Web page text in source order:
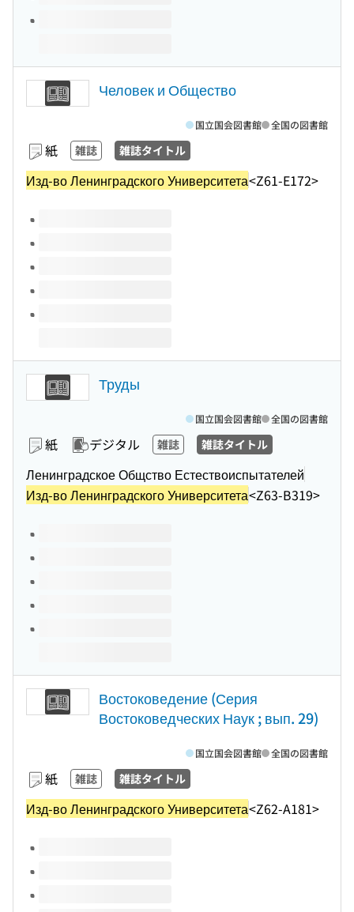
Человек и Общество
紙 雑誌 雑誌タイトル
Изд-во Ленинградского Университета<Z61-E172>
国立国会図書館 全国の図書館
このタイトルの巻号
Труды
紙 デジタル 雑誌 雑誌タイトル
Ленинградское Общство Естествоиспытателей
Изд-во Ленинградского Университета<Z63-B319>
国立国会図書館 全国の図書館
このタイトルの巻号
Востоковедение (Серия
Востоковедческих Наук ; вып. 29)
紙 雑誌 雑誌タイトル
Изд-во Ленинградского Университета<Z62-A181>
国立国会図書館 全国の図書館
このタイトルの巻号